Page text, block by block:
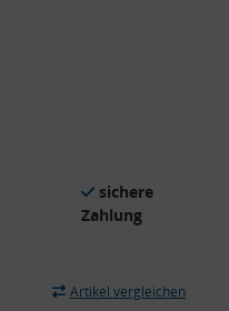
sichere
Zahlung
Artikel vergleichen